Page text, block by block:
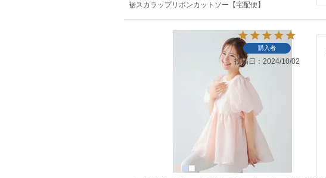
裾スカラップリボンカットソー【宅配便】
購入者
投稿日 2024/10/02